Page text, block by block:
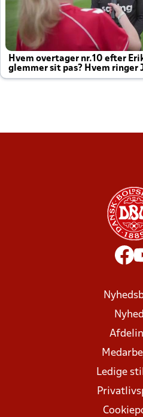
Hvem overtager nr.10 efter
glemmer sit pas? Hvem ringer
altid til efter kampe?
Ledige